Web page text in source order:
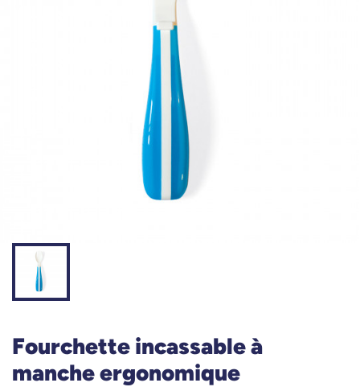
Fourchette incassable à
manche ergonomique